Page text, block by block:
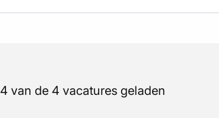
4 van de 4 vacatures geladen